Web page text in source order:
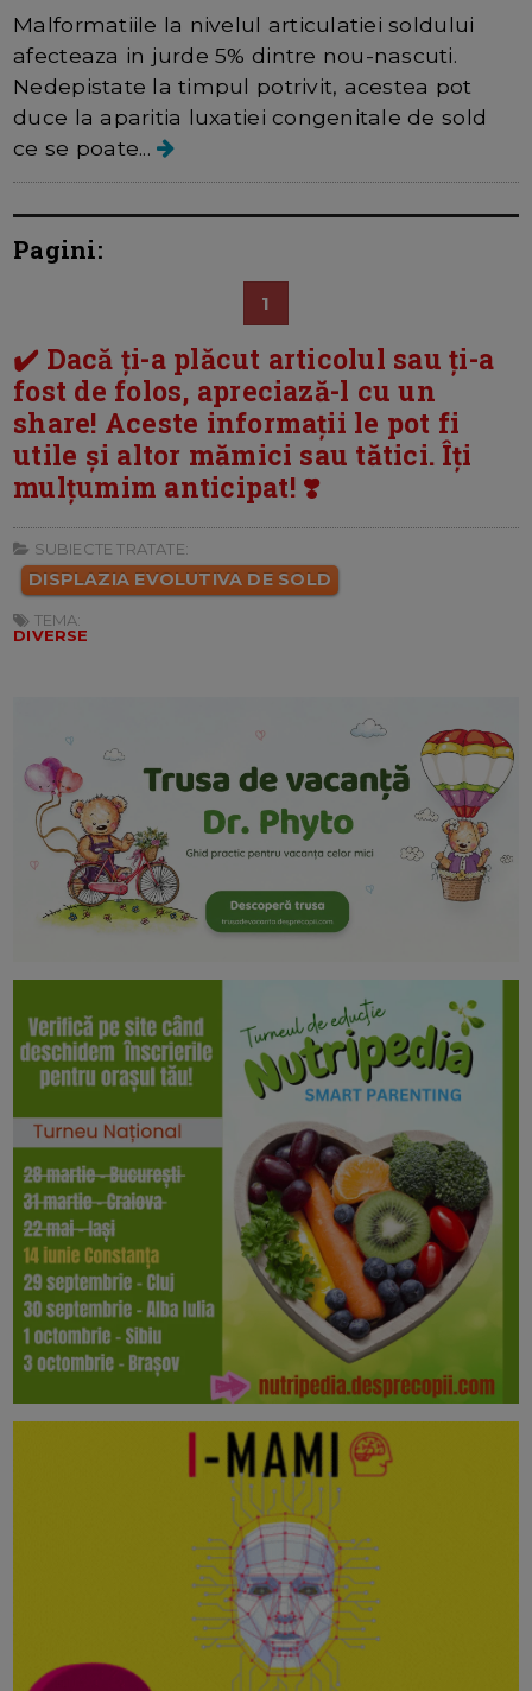
Malformatiile la nivelul articulatiei soldului
afecteaza in jurde 5% dintre nou-nascuti.
Nedepistate la timpul potrivit, acestea pot
duce la aparitia luxatiei congenitale de sold
ce se poate...
Pagini:
1
✔️ Dacă ți-a plăcut articolul sau ți-a
fost de folos, apreciază-l cu un
share! Aceste informații le pot fi
utile și altor mămici sau tătici. Îți
mulțumim anticipat! ❣️
SUBIECTE TRATATE:
DISPLAZIA EVOLUTIVA DE SOLD
TEMA:
DIVERSE